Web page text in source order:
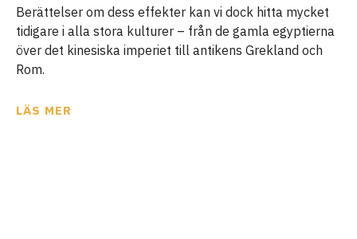
Berättelser om dess effekter kan vi dock hitta mycket
tidigare i alla stora kulturer – från de gamla egyptierna
över det kinesiska imperiet till antikens Grekland och
Rom.
LÄS MER